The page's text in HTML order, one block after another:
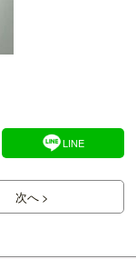
LINE
次へ >